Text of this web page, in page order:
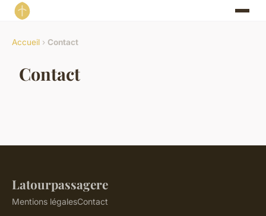
Accueil › Contact
Contact
Latourpassagere
Mentions légalesContact